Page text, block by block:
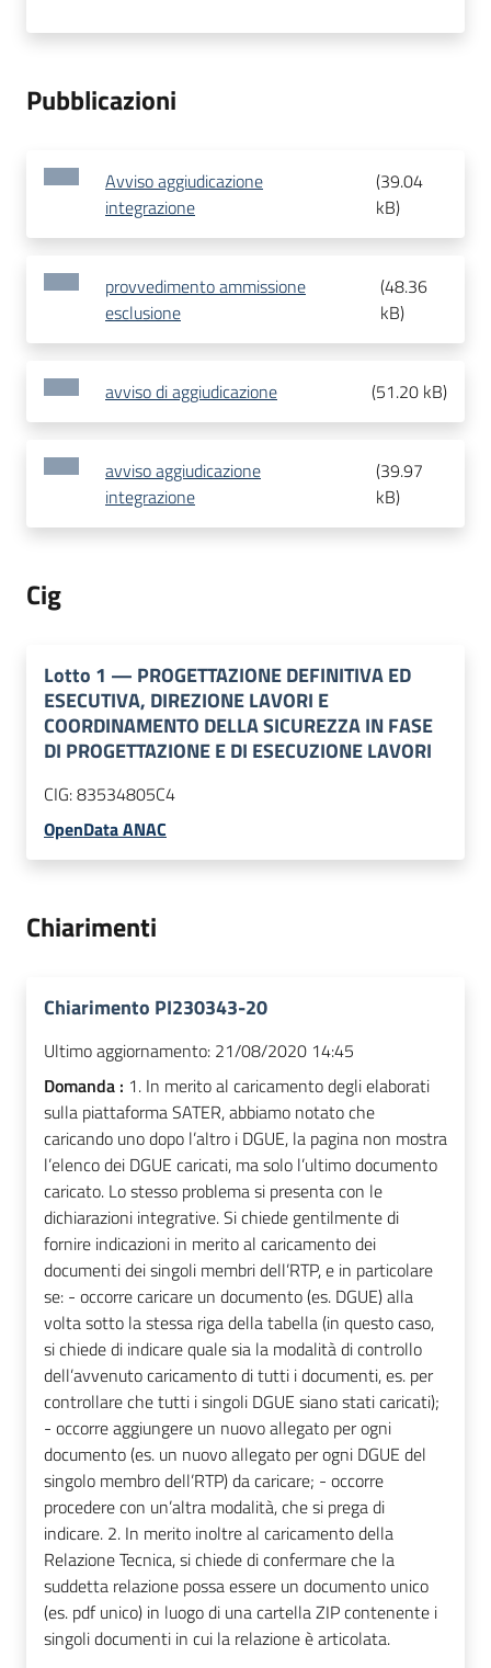
Pubblicazioni
Avviso aggiudicazione
integrazione
(39.04
kB)
provvedimento ammissione
esclusione
(48.36
kB)
avviso di aggiudicazione (51.20 kB)
avviso aggiudicazione
integrazione
(39.97
kB)
Cig
Lotto 1 — PROGETTAZIONE DEFINITIVA ED
ESECUTIVA, DIREZIONE LAVORI E
COORDINAMENTO DELLA SICUREZZA IN FASE
DI PROGETTAZIONE E DI ESECUZIONE LAVORI
CIG:83534805C4
OpenData ANAC
Chiarimenti
Chiarimento PI230343-20
Ultimo aggiornamento: 21/08/2020 14:45
Domanda : 1. In merito al caricamento degli elaborati
sulla piattaforma SATER, abbiamo notato che
caricando uno dopo l’altro i DGUE, la pagina non mostra
l’elenco dei DGUE caricati, ma solo l’ultimo documento
caricato. Lo stesso problema si presenta con le
dichiarazioni integrative. Si chiede gentilmente di
fornire indicazioni in merito al caricamento dei
documenti dei singoli membri dell’RTP, e in particolare
se: - occorre caricare un documento (es. DGUE) alla
volta sotto la stessa riga della tabella (in questo caso,
si chiede di indicare quale sia la modalità di controllo
dell’avvenuto caricamento di tutti i documenti, es. per
controllare che tutti i singoli DGUE siano stati caricati);
- occorre aggiungere un nuovo allegato per ogni
documento (es. un nuovo allegato per ogni DGUE del
singolo membro dell’RTP) da caricare; - occorre
procedere con un’altra modalità, che si prega di
indicare. 2. In merito inoltre al caricamento della
Relazione Tecnica, si chiede di confermare che la
suddetta relazione possa essere un documento unico
(es. pdf unico) in luogo di una cartella ZIP contenente i
singoli documenti in cui la relazione è articolata.